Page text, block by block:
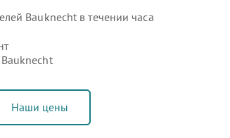
Bauknecht в течении часа
Наши цены